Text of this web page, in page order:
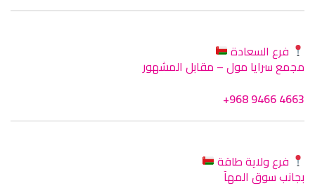
فرع السعادة
مجمع سرايا مول – مقابل المشهور
+968 9466 4663
فرع ولاية طاقة
بجانب سوق المهآ